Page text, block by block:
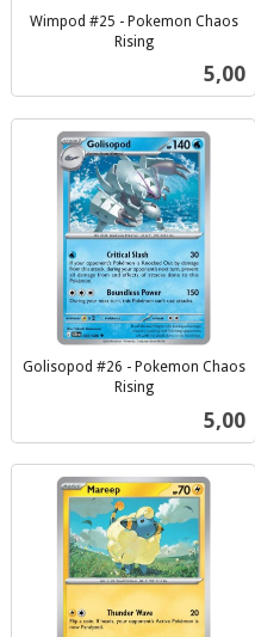
Wimpod #25 - Pokemon Chaos
Rising
Pris
5,00
Golisopod #26 - Pokemon Chaos
Rising
Pris
5,00